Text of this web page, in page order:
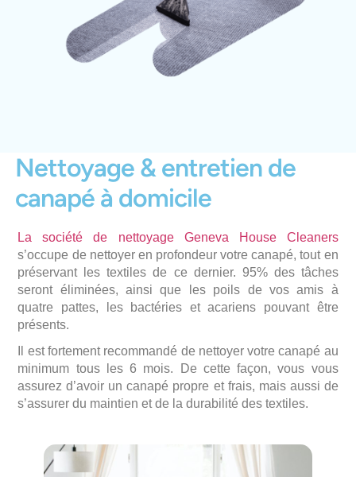
Nettoyage & entretien de
canapé à domicile
La société de nettoyage Geneva House Cleaners
s’occupe de nettoyer en profondeur votre canapé, tout en
préservant les textiles de ce dernier. 95% des tâches
seront éliminées, ainsi que les poils de vos amis à
quatre pattes, les bactéries et acariens pouvant être
présents.
Il est fortement recommandé de nettoyer votre canapé au
minimum tous les 6 mois. De cette façon, vous vous
assurez d’avoir un canapé propre et frais, mais aussi de
s’assurer du maintien et de la durabilité des textiles.